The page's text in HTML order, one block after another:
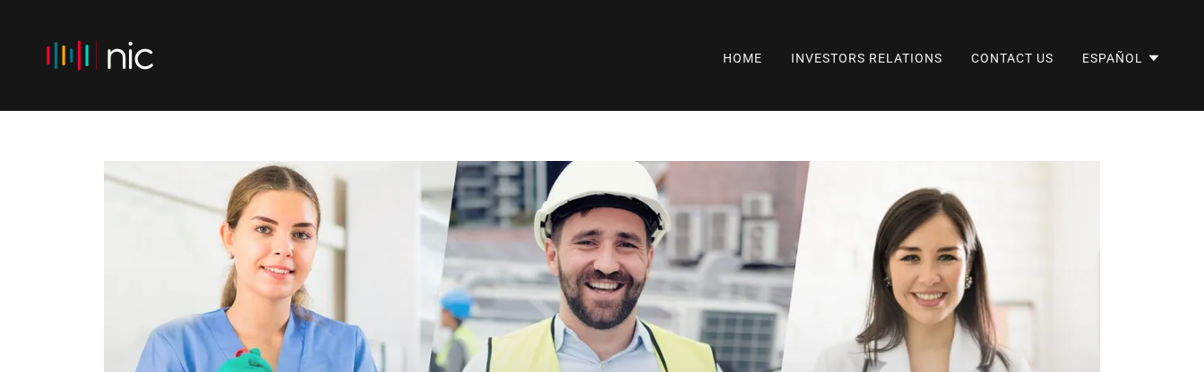
HOME INVESTORS RELATIONS CONTACT US ESPAÑOL